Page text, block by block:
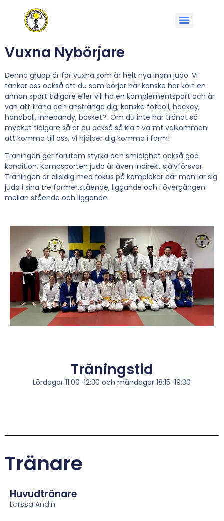
Vuxna Nybörjare
Denna grupp är för vuxna som är helt nya inom judo. Vi
tänker oss också att du som börjar här kanske har kört en
annan sport tidigare eller vill ha en komplementsport och är
van att träna och anstränga dig, kanske fotboll, hockey,
handboll, innebandy, basket? Om du inte har tränat så
mycket tidigare så är du också så klart varmt välkommen
att komma till oss. Vi hjälper dig komma i form!
Träningen ger förutom styrka och smidighet också god
kondition. Kampsporten judo är även indirekt självförsvar.
Träningen är allsidig med fokus på kamplekar där man lär sig
judo i sina tre former,stående, liggande och i övergången
mellan stående och liggande.
Träningstid
Lördagar 11:00-12:30 och måndagar 18:15-19:30
Tränare
Huvudtränare
Larssa Andin